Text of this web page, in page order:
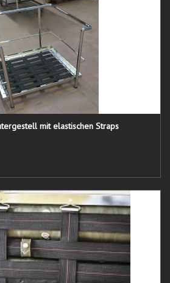
mit elastischen Straps